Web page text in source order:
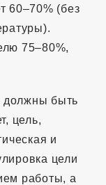
60–70% (без
75–80%,
должны быть
цель,
и
цели
работы, а